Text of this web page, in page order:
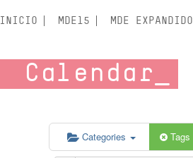
INICIO MDE15 MDE EXPANDIDO
Calendar
Categories Tags
5:00 am
6:00 am